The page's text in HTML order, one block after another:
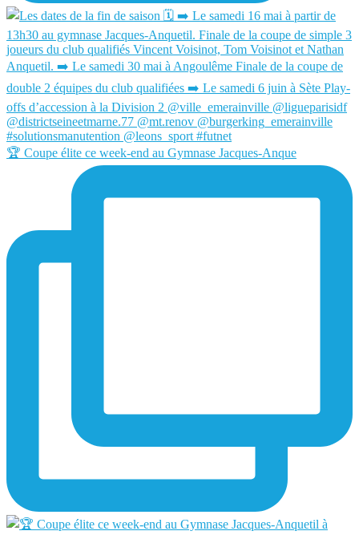
🏆 Coupe élite ce week-end au Gymnase Jacques-Anque